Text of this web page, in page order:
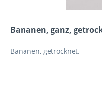
Bananen, ganz,
Bananen, getrocknet.